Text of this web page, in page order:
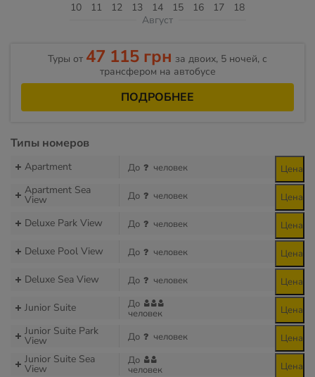
10 11 12 13 14 15 16 17 18
Август
Туры от 47 115 грн за двоих, 5 ночей, с
трансфером на автобусе
ПОДРОБНЕЕ
Типы номеров
Apartment До человек Цена
Apartment Sea
View До человек Цена
Deluxe Park View До человек Цена
Deluxe Pool View До человек Цена
Deluxe Sea View До человек Цена
Junior Suite До
человек Цена
Junior Suite Park
View До человек Цена
Junior Suite Sea
View
До
человек Цена